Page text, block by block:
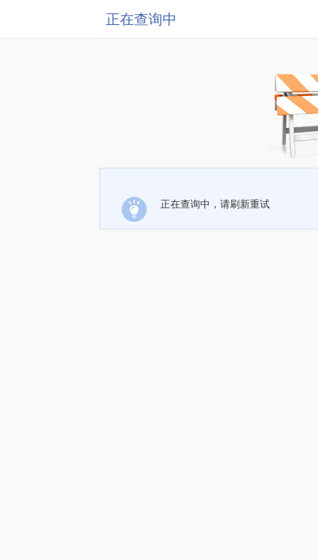
正在查询中
正在查询中，请刷新重试